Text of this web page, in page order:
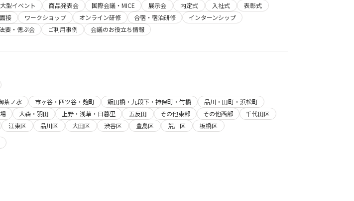
大型イベント 商品発表会 国際会議・MICE 展示会 内定式 入社式
表彰式
接 ワークショップ オンライン研修 合宿・宿泊研修
インターンシップ
要・偲ぶ会 ご利用事例 会議のお役立ち情報
茶ノ水 市ヶ谷・四ツ谷・麹町 飯田橋・九段下・神保町・竹橋
品川・田町・浜松町
大森・羽田 上野・浅草・日暮里 五反田 その他東部 その他西部
千代田区
江東区 品川区 大田区 渋谷区 豊島区 荒川区
板橋区